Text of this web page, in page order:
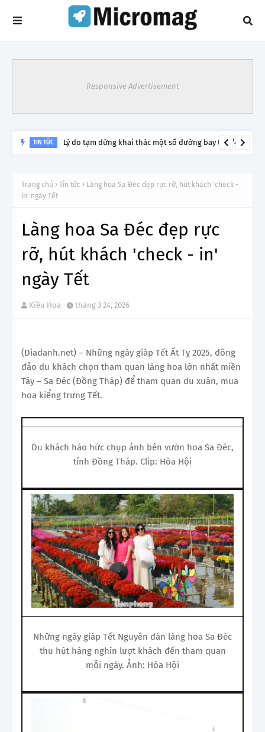
Responsive Advertisement
TIN TỨC Lý do tạm dừng khai thác một số đường bay từ 1/4
Trang chủ Tin tức
Làng hoa Sa Đéc đẹp rực rỡ, hút khách 'check -
in' ngày Tết
Làng hoa Sa Đéc đẹp rực
rỡ, hút khách 'check - in'
ngày Tết
Kiều Hoa tháng 3 24, 2026
(Diadanh.net) – Những ngày giáp Tết Ất Tỵ 2025, đông
đảo du khách chọn tham quan làng hoa lớn nhất miền
Tây – Sa Đéc (Đồng Tháp) để tham quan du xuân, mua
hoa kiểng trưng Tết.
Du khách háo hức chụp ảnh bên vườn hoa Sa Đéc,
tỉnh Đồng Tháp. Clip: Hòa Hội
Những ngày giáp Tết Nguyên đán làng hoa Sa Đéc
thu hút hàng nghìn lượt khách đến tham quan
mỗi ngày. Ảnh: Hòa Hội